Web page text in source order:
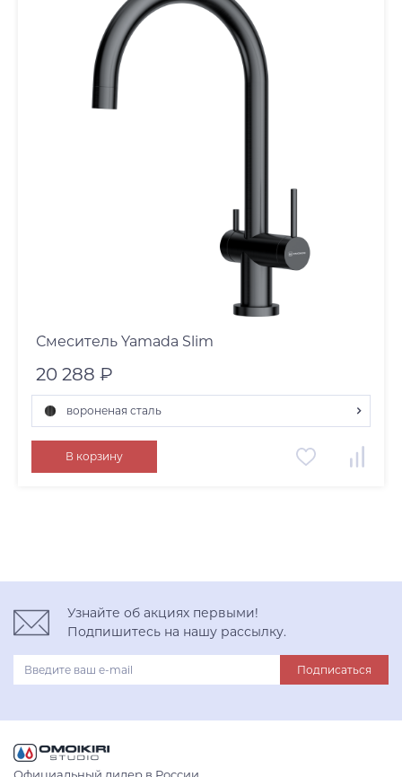
Смеситель Yamada Slim
20 288 ₽
вороненая сталь
светлое золото
нержавеющая сталь
В корзину
Узнайте об акциях первыми!
Подпишитесь на нашу рассылку.
Подписаться